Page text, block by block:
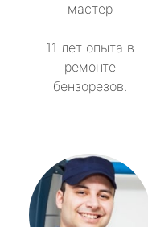
мастер
11 лет опыта в
ремонте
бензорезов.